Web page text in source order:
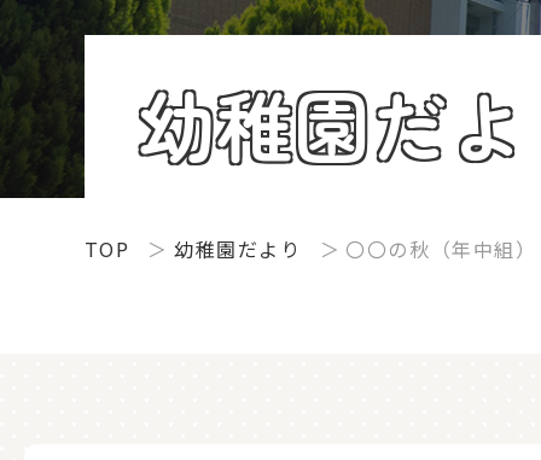
幼稚園だ
TOP 幼稚園だより 〇〇の秋（年中組）